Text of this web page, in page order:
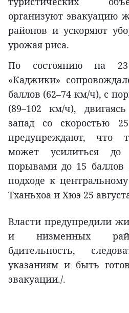
организуют эвакуацию
районов и ускоряют
урожая риса.
По состоянию на 23
«Каджики»
баллов (62–74 км/ч), с
(89–102 км/ч),
запад со скоростью
предупреждают, что
может усилиться
порывами до 15 баллов
подходе к
Тханьхоа и Хюэ 25
Власти предупредили
и низменных
бдительность,
указаниям и быть
эвакуации./.